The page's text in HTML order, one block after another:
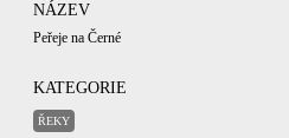
NÁZEV
Peřeje na Černé
KATEGORIE
ŘEKY